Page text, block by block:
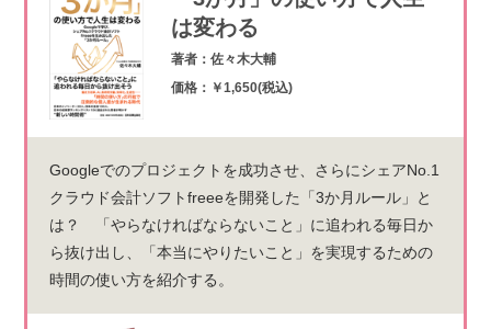
は変わる
著者：佐々木大輔
価格：￥1,650(税込)
Googleでのプロジェクトを成功させ、さらにシェアNo.1
クラウド会計ソフトfreeeを開発した「3か月ルール」と
は？ 「やらなければならないこと」に追われる毎日か
ら抜け出し、「本当にやりたいこと」を実現するための
時間の使い方を紹介する。